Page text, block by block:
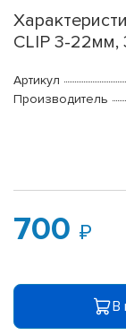
CLIP 3-22мм,
Артикул
Производитель
700
В